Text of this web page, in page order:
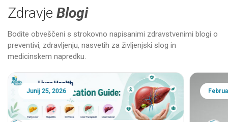
Zdravje Blogi
Bodite obveščeni s strokovno napisanimi zdravstvenimi blogi o
preventivi, zdravljenju, nasvetih za življenjski slog in
medicinskem napredku.
Junij 25, 2026